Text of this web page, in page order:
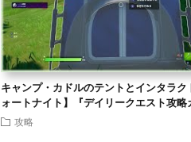
キャンプ・カドルのテントとインタラク
ォートナイト】『デイリークエスト攻略
攻略